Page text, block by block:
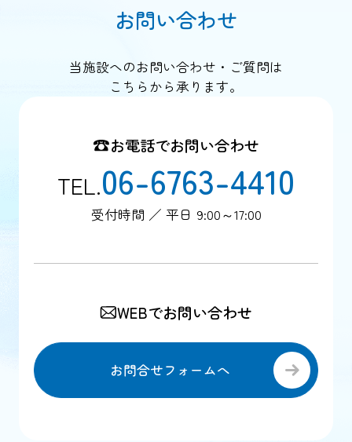
お問い合わせ
当施設へのお問い合わせ・ご質問は
こちらから承ります。
お電話でお問い合わせ
TEL.06-6763-4410
受付時間 ／ 平日 9:00～17:00
WEBでお問い合わせ
お問合せフォームへ